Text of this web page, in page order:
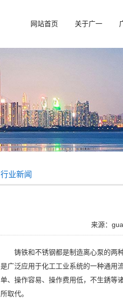
网站首页 关于广一
行业新闻
来源：
铸铁和不锈钢都是制造离心泵的两种
是广泛应用于化工工业系统的一种通用
单、操作容易、操作费用低，不生銹等
所取代。